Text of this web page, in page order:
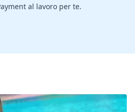
al lavoro per te.